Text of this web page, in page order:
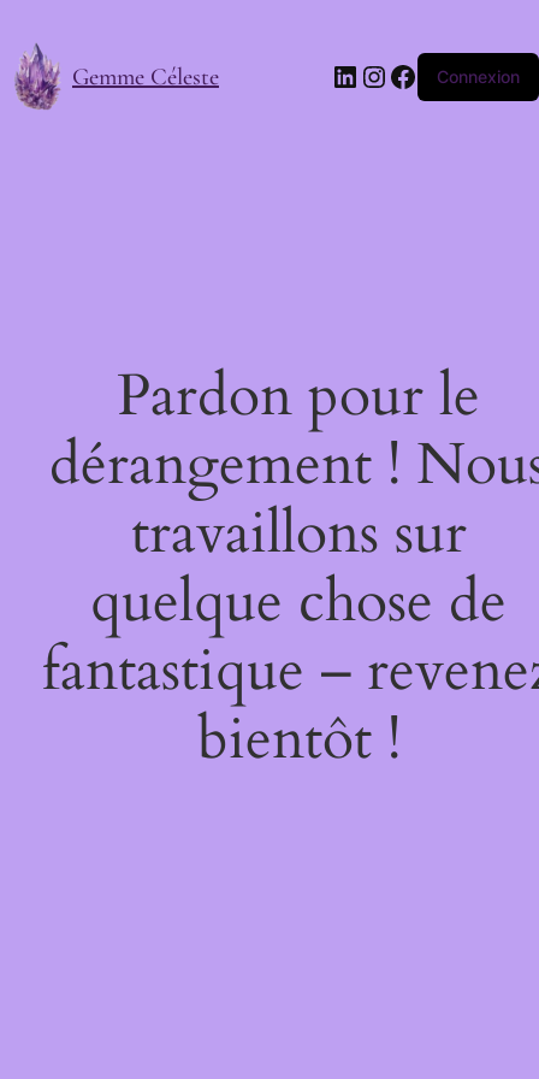
Gemme Céleste LinkedIn
Instagram
Facebook
Connexion
Pardon pour le
dérangement !
travaillons sur
quelque chose de
fantastique –
bientôt !